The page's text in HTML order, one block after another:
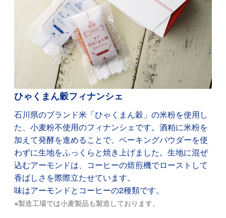
ひゃくまん穀フィナンシェ
石川県のブランド米「ひゃくまん穀」の米粉を使用し
た、小麦粉不使用のフィナンシェです。酒粕に米粉を
加えて発酵を進めることで、ベーキングパウダーを使
わずに生地をふっくらと焼き上げました。生地に混ぜ
込むアーモンドは、コーヒーの焙煎機でローストして
香ばしさを際際立たせています。
味はアーモンドとコーヒーの2種類です。
※製造工場では小麦製品も製造しております。